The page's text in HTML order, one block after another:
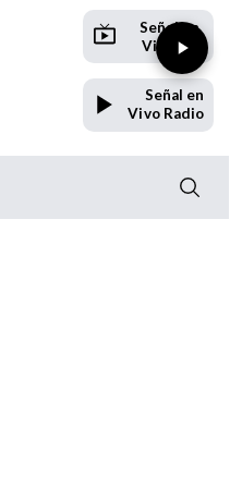
Señal en
Vivo TV
Señal en
Vivo Radio